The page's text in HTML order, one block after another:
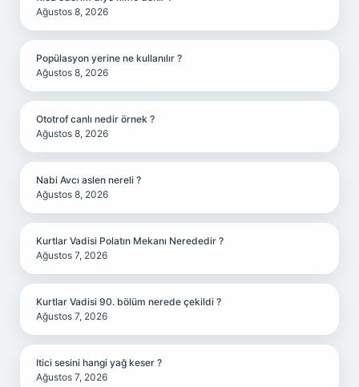
Ağustos 8, 2026
Popülasyon yerine ne kullanılır ?
Ağustos 8, 2026
Ototrof canlı nedir örnek ?
Ağustos 8, 2026
Nabi Avcı aslen nereli ?
Ağustos 8, 2026
Kurtlar Vadisi Polatın Mekanı Nerededir ?
Ağustos 7, 2026
Kurtlar Vadisi 90. bölüm nerede çekildi ?
Ağustos 7, 2026
Itici sesini hangi yağ keser ?
Ağustos 7, 2026